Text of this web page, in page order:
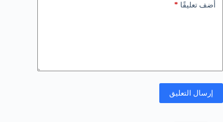
أضف تعليقًا *
إرسال التعليق